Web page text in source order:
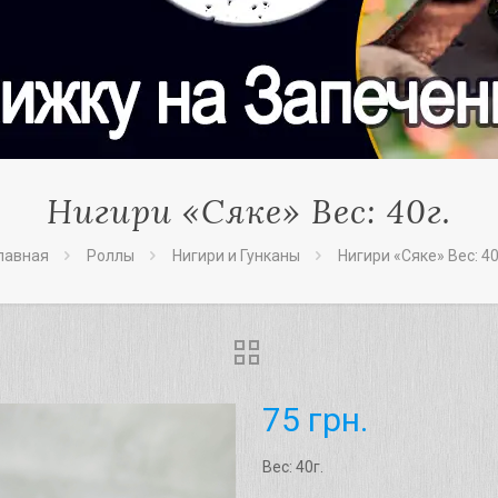
Нигири «Сяке» Вес: 40г.
Роллы Нигири и Гунканы Нигири «Сяке» Вес:
75 грн.
Вес: 40г.